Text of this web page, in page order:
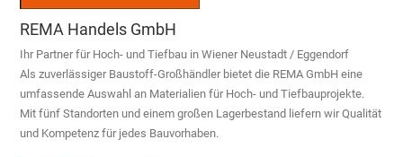
REMA Handels GmbH
Ihr Partner für Hoch- und Tiefbau in Wiener Neustadt / Eggendorf
Als zuverlässiger Baustoff-Großhändler bietet die REMA GmbH eine
umfassende Auswahl an Materialien für Hoch- und Tiefbauprojekte.
Mit fünf Standorten und einem großen Lagerbestand liefern wir Qualität
und Kompetenz für jedes Bauvorhaben.